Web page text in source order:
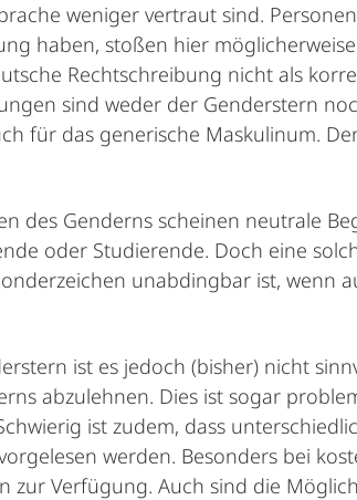
weniger vertraut sind.
haben, stoßen hier
Rechtschreibung nicht als
sind weder der Genderstern
für das generische Maskulinum.
des Genderns scheinen neutrale
oder Studierende. Doch eine
unabdingbar ist, wenn
ist es jedoch (bisher) nicht
abzulehnen. Dies ist sogar
ist zudem, dass
werden. Besonders bei
zur Verfügung. Auch sind die